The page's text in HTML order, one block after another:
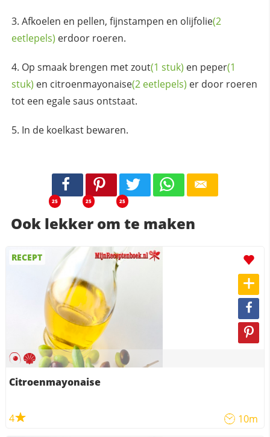
Afkoelen en pellen, fijnstampen en olijfolie(2
eetlepels) erdoor roeren.
Op smaak brengen metzout(1 stuk) en peper(1
stuk) en citroenmayonaise(2 eetlepels) er door roeren
tot een egale saus ontstaat.
In de koelkast bewaren.
25 25 25
Ook lekker om te maken
RECEPT
Citroenmayonaise
4 10m